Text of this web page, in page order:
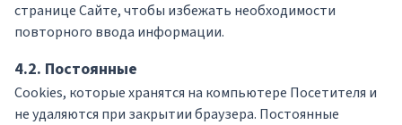
странице Сайте, чтобы избежать необходимости
повторного ввода информации.
4.2. Постоянные
Сookies, которые хранятся на компьютере Посетителя и
не удаляются при закрытии браузера. Постоянные